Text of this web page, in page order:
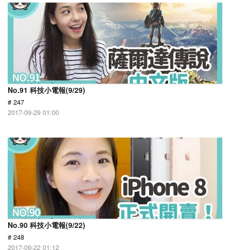
No.91 科技小電報(9/29)
# 247
2017-09-29 01:00
No.90 科技小電報(9/22)
# 248
2017-09-22 01:12